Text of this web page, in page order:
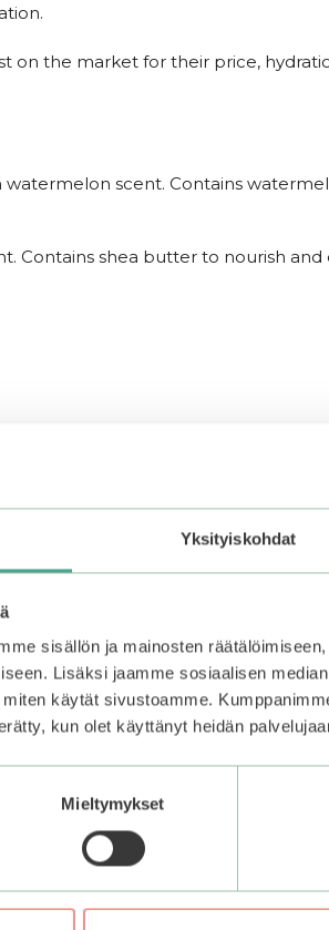
Yksityiskohdat
sisällön ja mainosten
Lisäksi jaamme sosiaalisen
käytät sivustoamme.
kun olet käyttänyt heidän
Mieltymykset
on the market for their price,
watermelon scent. Contains
Contains shea butter to nourish and
–25%